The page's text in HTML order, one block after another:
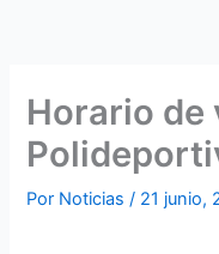
Horario de
Por Noticias/ 21 junio,